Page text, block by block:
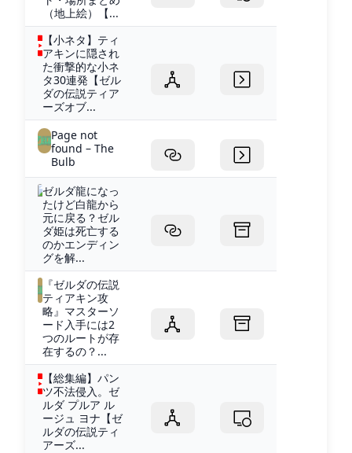
（地上絵）【...
【小ネタ】ティ
アキンに隠され
た衝撃的な小ネ
タ30連発【ゼル
ダの伝説ティア
ーズオブ...
Page not
found – The
Bulb
ゼルダ龍になっ
たけど白龍から
元に戻る？ゼル
ダ姫は死亡する
のかエンディン
グを解...
『ゼルダの伝説
ティアキン攻
略』マスターソ
ード入手には2
つのルートが存
在するの？...
【総集編】パン
ツ不法侵入。ゼ
ルダ プルア ル
ージュ ヨナ【ゼ
ルダの伝説ティ
アーズ...